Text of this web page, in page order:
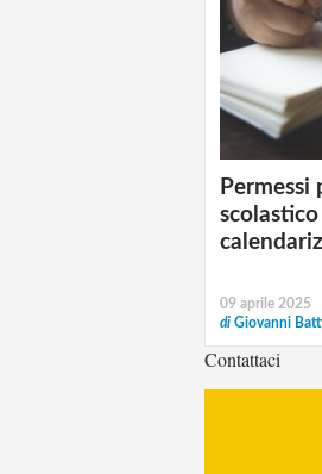
09 aprile 2025
di Giovanni
Contattaci